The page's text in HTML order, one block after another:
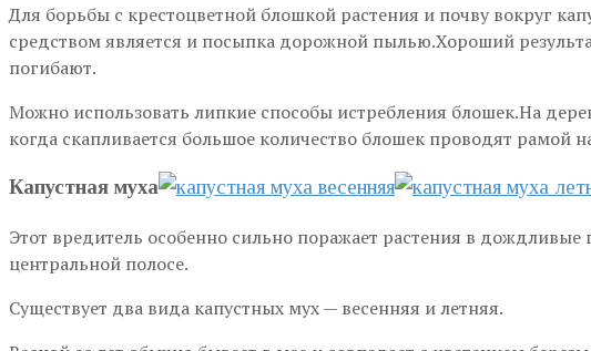
Для борьбы с крестоцветной блошкой растения и почву вокруг
средством является и посыпка дорожной пылью.Хороший
погибают.
Можно использовать липкие способы истребления блошек.На
когда скапливается большое количество блошек проводят рамой
Капустная муха
Этот вредитель особенно сильно поражает растения в
центральной полосе.
Существует два вида капустных мух — весенняя и летняя.